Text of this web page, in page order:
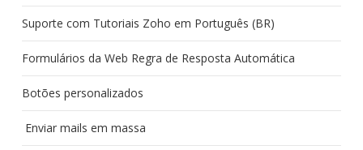
Suporte com Tutoriais Zoho em Português (BR)
Formulários da Web Regra de Resposta Automática
Botões personalizados
Enviar mails em massa